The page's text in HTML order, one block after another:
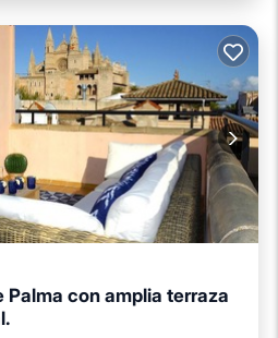
Palma con amplia terraza